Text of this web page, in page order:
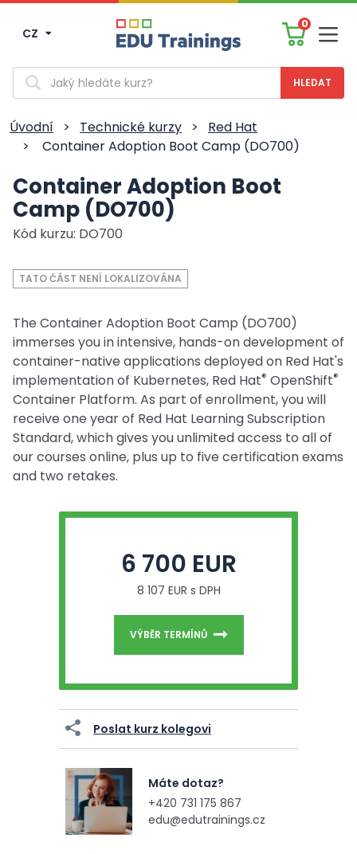
CZ
0
Vyhledávání
Úvodní > Technické kurzy >
Red Hat
>
Container Adoption Boot Camp (DO700)
Container Adoption Boot
Camp (DO700)
Kód kurzu: DO700
TATO ČÁST NENÍ LOKALIZOVÁNA
The Container Adoption Boot Camp (DO700)
immerses you in intensive, hands-on development of
container-native applications deployed on Red Hat's
implementation of Kubernetes, Red Hat® OpenShift®
Container Platform. As part of enrollment, you will
receive one year of Red Hat Learning Subscription
Standard, which gives you unlimited access to all of
our courses online, plus up to five certification exams
and two retakes.
6 700 EUR
8 107 EUR s DPH
VÝBĚR TERMÍNŮ
Poslat kurz kolegovi
Máte dotaz?
+420 731 175 867
edu@edutrainings.cz